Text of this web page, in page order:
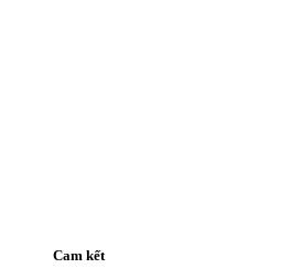
Cam kết